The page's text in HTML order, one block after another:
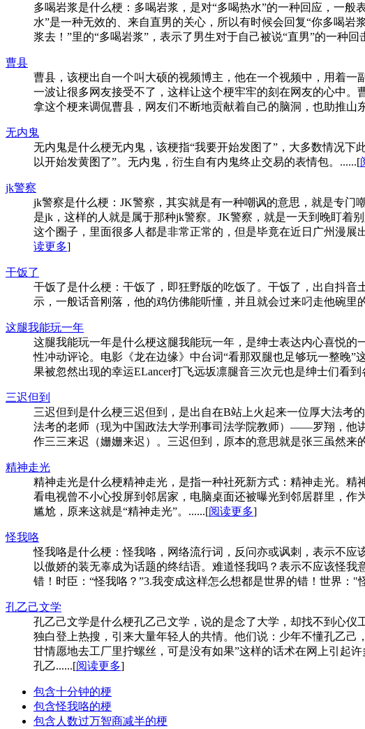
多喝岩浆是什么梗：多喝岩浆，是对“多喝热水”的一种回应，一
水”是一种无效的、来自直男的关心，所以有时候会回复“你多喝
浆去！”里的“多喝岩浆”，表示了男生对于自己被说“直男”的一种回
曹县
曹县，该梗出自一个叫大硕的视频博主，他在一个视频中，用着
一波让很多网友接受不了，这样让这个梗牢牢的刻在网友的心中
拿这个梗来调侃曹县，网友们不断地贡献着自己的脑洞，也助推山
无内鬼
无内鬼是什么梗无内鬼，该梗指“我要开始发图了”，大多数情‌‌‌‌‌‌‌‌‌况
以开始发黄图了”。无内鬼，衍生自有内鬼终止交易的表情包。......[
jk警察
jk警察是什么梗：JK警察，其实就是有一种嘲讽的意思，就是专
是jk，这样的人就是属于那种jk警察。JK警察，就是一天到晚盯着
这个圈子，里面很多人都是非常正常的，但是毕竟在近日广州漫
读更多]
干饭了
干饭了是什么梗：干饭了，即狂野版的吃饭了。干饭了，出自抖
示，一般话音刚落，他的鸡仿佛能听懂，并且就会过来叼走他碗里
这腿我能玩一年
这腿我能玩一年是什么梗这腿我能玩一年，是绅士表达内心喜悦
性冲动评论。电影《龙在边缘》中台词“看那双腿也足够玩一整晚”
果被忽然出现的幸运ELancer打飞远坂凛腿音三次元也是绅士们看
三迟但到
三迟但到是什么梗三迟但到，是出自在B站上火起来一位厚大法
法考的老师（现为中国政法大学刑事司法学院教师）——罗翔，他
作三三来迟（姗姗来迟）。三迟但到，原本的意思就是张三虽然
精神走光
精神走光是什么梗精神走光，是指一种社死新方式：精神走光。
看电视曾不小心投屏到邻居家，电脑桌面还被曝光到邻居群里，
尴尬，原来这就是“精神走光”。......[阅读更多]
怪我咯
怪我咯是什么梗：怪我咯，网络流行词，反问亦或讽刺，表示不
以傲娇的装无辜成为话题的终结语。难道怪我吗？表示不应该怪
错！时臣：“怪我咯？”3.我变成这样怎么想都是世界的错！世界："
孔乙己文学
孔乙己文学是什么梗孔乙己文学，说的是念了大学，却找不到心仪
独白登上热搜，引来大量年轻人的共情。他们说：少年不懂孔乙己
甘情愿地去工厂里拧螺丝，可是没有如果”这样的话术在网上引起
孔乙......[阅读更多]
包含十分钟的梗
包含怪我咯的梗
包含人数过万智商减半的梗